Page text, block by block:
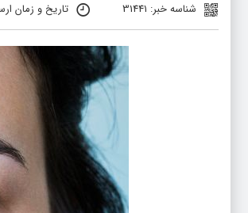
شناسه خبر: 31441 تاریخ و زمان ارسال: ۲۲ فروردین ۱۴۰۳